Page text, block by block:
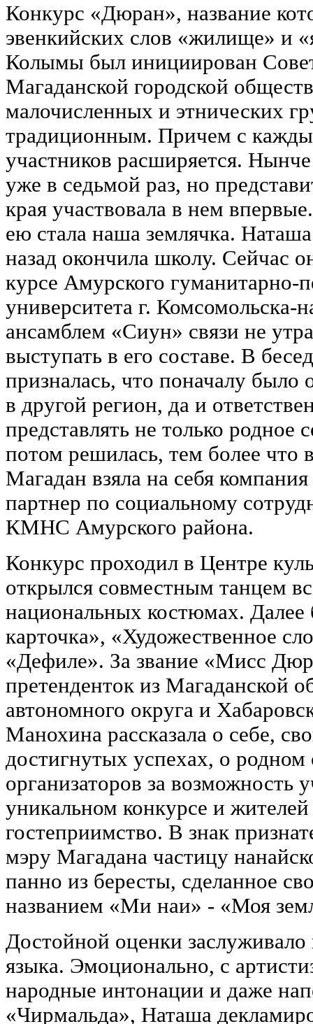
Конкурс «Дюран», название
эвенкийских слов «жилище» и
Колымы был инициирован
Магаданской городской
малочисленных и этнических
традиционным. Причем с
участников расширяется.
уже в седьмой раз, но
края участвовала в нем
ею стала наша землячка. Наташа
назад окончила школу. Сейчас
курсе Амурского гуманитарно-
университета г. Комсомольска-
ансамблем «Сиун» связи не
выступать в его составе. В
призналась, что поначалу было
в другой регион, да и
представлять не только родное
потом решилась, тем более что
Магадан взяла на себя
партнер по социальному
КМНС Амурского района.
Конкурс проходил в Центре
открылся совместным танцем
национальных костюмах.
карточка», «Художественное
«Дефиле». За звание «Мисс
претенденток из Магаданской
автономного округа и
Манохина рассказала о себе,
достигнутых успехах, о родном
организаторов за возможность
уникальном конкурсе и
гостеприимство. В знак
мэру Магадана частицу
панно из бересты, сделанное
названием «Ми наи» - «Моя
Достойной оценки заслуживало
языка. Эмоционально, с
народные интонации и даже
«Чирмальда», Наташа